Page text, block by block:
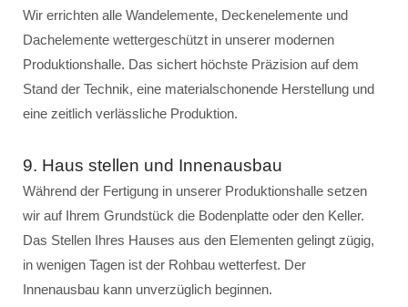
Wir errichten alle Wandelemente, Deckenelemente und
Dachelemente wettergeschützt in unserer modernen
Produktionshalle. Das sichert höchste Präzision auf dem
Stand der Technik, eine materialschonende Herstellung und
eine zeitlich verlässliche Produktion.
9. Haus stellen und Innenausbau
Während der Fertigung in unserer Produktionshalle setzen
wir auf Ihrem Grundstück die Bodenplatte oder den Keller.
Das Stellen Ihres Hauses aus den Elementen gelingt zügig,
in wenigen Tagen ist der Rohbau wetterfest. Der
Innenausbau kann unverzüglich beginnen.